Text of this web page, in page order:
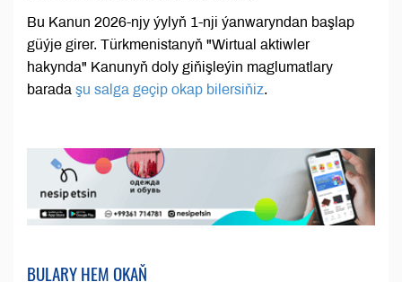
Bu Kanun 2026-njy ýylyň 1-nji ýanwaryndan başlap
güýje girer. Türkmenistanyň "Wirtual aktiwler
hakynda" Kanunyň doly giňişleýin maglumatlary
barada şu salga geçip okap bilersiňiz.
BULARY HEM OKAŇ